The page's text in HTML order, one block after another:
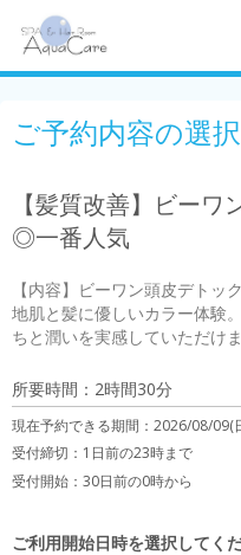
ご予約内容の選択
【髪質改善】ビー
◎一番人気
【内容】ビーワン頭皮デトッ
地肌と髪に優しいカラー体験
所要時間：2時間30分
現在予約できる期間： 2026/08/09(
受付締切： 1日前の23時まで
受付開始： 30日前の0時から
ご利用開始日時を選択してく